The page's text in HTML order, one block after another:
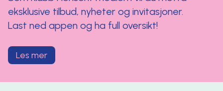
eksklusive tilbud, nyheter og invitasjoner.
Last ned appen og ha full oversikt!
Les mer